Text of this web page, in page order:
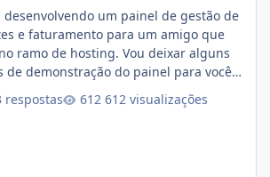
desenvolvendo um painel de gestão de
e faturamento para um amigo que
ramo de hosting. Vou deixar alguns
de demonstração do painel para vocês
a opinião de vocês. O sistema já está
de 80% concluído e conta com
respostas 612 visualizações